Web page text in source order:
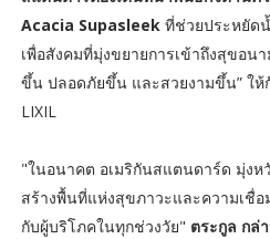
Acacia Supasleekที่ช่วยประหยัดน้
เพื่อสังคมที่มุ่งขยายการเข้าถึงสุขอน
ขึ้น ปลอดภัยขึ้น และสวยงามขึ้น” ใ
LIXIL
"ในอนาคต อเมริกันสแตนดาร์ด มุ่งห
สร้างพื้นที่แห่งสุขภาวะและความเชื่อ
กับผู้บริโภคในทุกช่วงวัย" ตระกูล กล่